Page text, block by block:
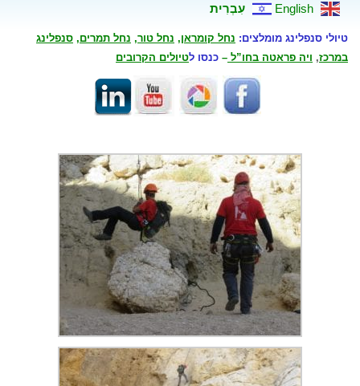
English עִבְרִית
טיולי סנפלינג מומלצים: נחל קומראן, נחל טור, נחל תמרים, סנפלינג
במרכז, ויה פראטה בחו”ל – כנסו לטיולים הקרובים